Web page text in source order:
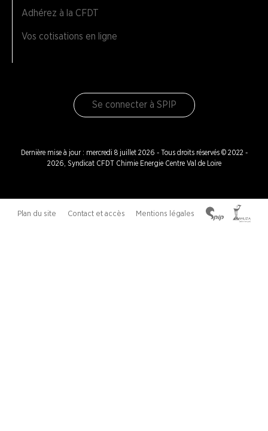
Adhérez à la CFDT
Vos cotisations en ligne
Se connecter à SPIP
Dernière mise à jour : mercredi 8 juillet 2026 - Tous droits réservés © 2022 -
2026, Syndicat CFDT Chimie Energie Centre Val de Loire
Plan du site Contact et accès Mentions légales